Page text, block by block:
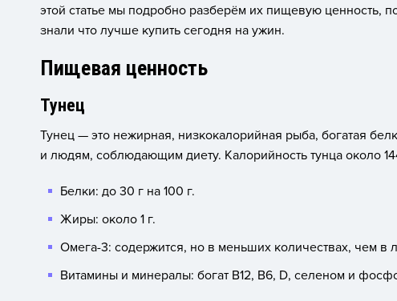
этой статье мы подробно разберём их пищевую ценность,
знали что лучше купить сегодня на ужин.
Пищевая ценность
Тунец
Тунец — это нежирная, низкокалорийная рыба, богатая
и людям, соблюдающим диету. Калорийность тунца около
Белки: до 30 г на 100 г.
Жиры: около 1 г.
Омега-3: содержится, но в меньших количествах, чем в
Витамины и минералы: богат B12, B6, D, селеном и